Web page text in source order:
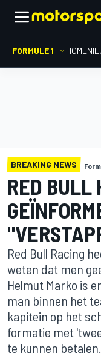
FORMULE 1 HOME
BREAKING NEWS
RED
Red Bull Racing
weten dat men
Helmut Marko is
man binnen het
kapitein op het
formatie met
te kunnen betalen.